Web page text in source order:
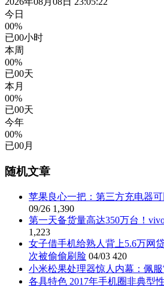
今日
00%
已00小时
本周
00%
已00天
本月
00%
已00天
今年
00%
已00月
随机文章
苹果良心一把：第三方充电器
09/26 1,390
第一天备货量高达350万台！
1,223
女子借手机给熟人背上5.6万网
次被偷偷刷脸 04/03 420
小米松果处理器惊人内幕：佩
各具特色 2017年手机圈非典型